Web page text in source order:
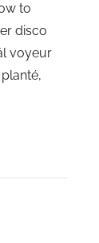
to
disco
voyeur